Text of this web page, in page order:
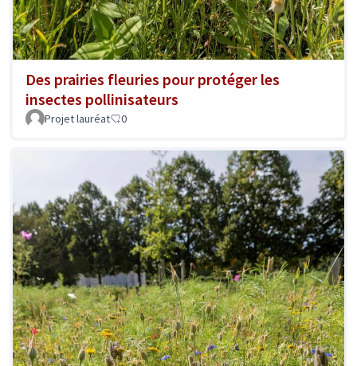
Des prairies fleuries pour protéger les
insectes pollinisateurs
Projet lauréat 0